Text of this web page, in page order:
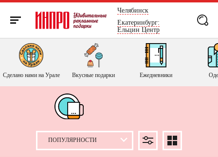
Челябинск
Екатеринбург:
Ельцин Центр
Сделано нами на Урале Вкусные подарки Ежедневники